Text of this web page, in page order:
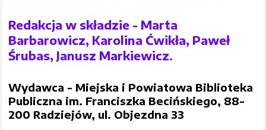
Redakcja w składzie - Marta
Barbarowicz, Karolina Ćwikła, Paweł
Śrubas, Janusz Markiewicz.
Wydawca - Miejska i Powiatowa Biblioteka
Publiczna im. Franciszka Becińskiego, 88-
200 Radziejów, ul. Objezdna 33